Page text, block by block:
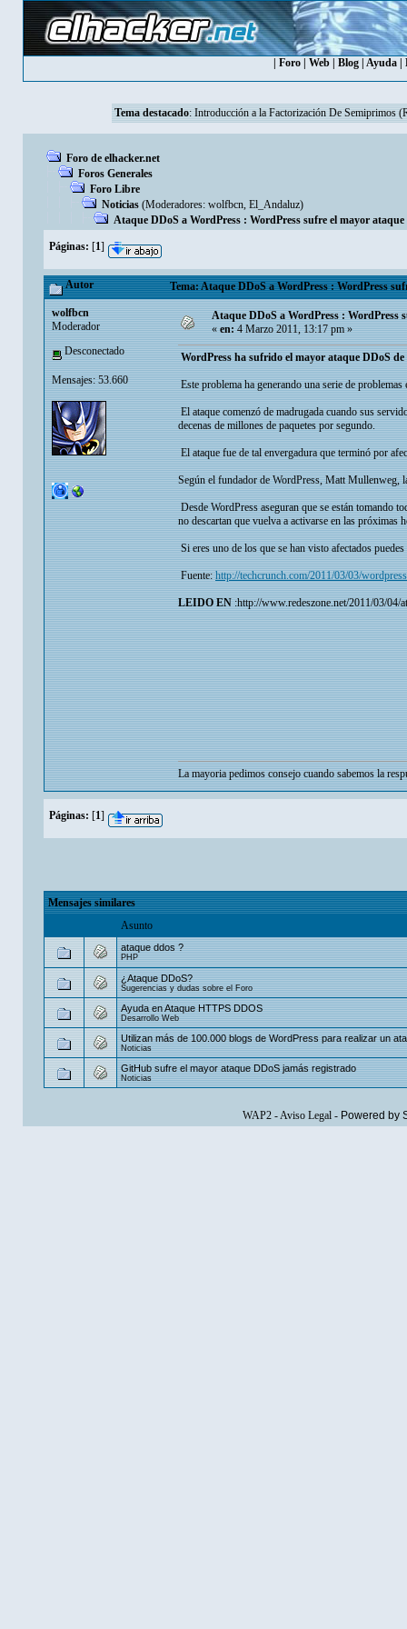
Foro Web Blog Ayuda
Tema destacado: Introducción a la Factorización De Semiprimos
Foro de elhacker.net
Foros Generales
Foro Libre
Noticias (Moderadores: wolfbcn, El_Andaluz)
Ataque DDoS a WordPress : WordPress sufre el mayor ataque
Páginas: [1]
Autor Tema: Ataque DDoS a WordPress : WordPress
wolfbcn
Moderador
Desconectado
Mensajes: 53.660
Ataque DDoS a WordPress : WordPress
«en:4 Marzo 2011, 13:17 pm »
WordPress ha sufrido el mayor ataque DDoS
Este problema ha generando una serie de
El ataque comenzó de madrugada cuando sus
decenas de millones de paquetes por segundo.
El ataque fue de tal envergadura que terminó por
Según el fundador de WordPress, Matt Mullenweg,
Desde WordPress aseguran que se están tomando
no descartan que vuelva a activarse en las próximas
Si eres uno de los que se han visto afectados
Fuente:http://techcrunch.com/2011/03/03/
LEIDO EN:http://www.redeszone.net/2011/03/04/
La mayoria pedimos consejo cuando sabemos la
Páginas: [1]
Mensajes similares
Asunto
ataque ddos ?
PHP
¿Ataque DDoS?
Sugerencias y dudas sobre el Foro
Ayuda en Ataque HTTPS DDOS
Desarrollo Web
Utilizan más de 100.000 blogs de WordPress para realizar un
Noticias
GitHub sufre el mayor ataque DDoS jamás registrado
Noticias
WAP2-Aviso Legal- Powered by